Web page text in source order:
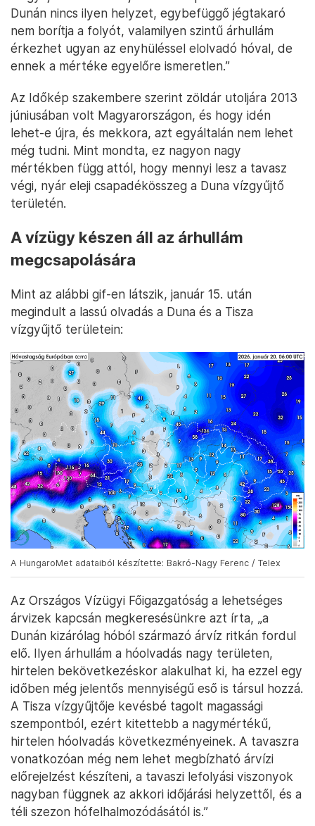
Dunán nincs ilyen helyzet, egybefüggő jégtakaró
nem borítja a folyót, valamilyen szintű árhullám
érkezhet ugyan az enyhüléssel elolvadó hóval, de
ennek a mértéke egyelőre ismeretlen.”
Az Időkép szakembere szerint zöldár utoljára 2013
júniusában volt Magyarországon, és hogy idén
lehet-e újra, és mekkora, azt egyáltalán nem lehet
még tudni. Mint mondta, ez nagyon nagy
mértékben függ attól, hogy mennyi lesz a tavasz
végi, nyár eleji csapadékösszeg a Duna vízgyűjtő
területén.
A vízügy készen áll az árhullám
megcsapolására
Mint az alábbi gif-en látszik, január 15. után
megindult a lassú olvadás a Duna és a Tisza
vízgyűjtő területein:
A HungaroMet adataiból készítette: Bakró-Nagy Ferenc / Telex
Az Országos Vízügyi Főigazgatóság a lehetséges
árvizek kapcsán megkeresésünkre azt írta, „a
Dunán kizárólag hóból származó árvíz ritkán fordul
elő. Ilyen árhullám a hóolvadás nagy területen,
hirtelen bekövetkezéskor alakulhat ki, ha ezzel egy
időben még jelentős mennyiségű eső is társul hozzá.
A Tisza vízgyűjtője kevésbé tagolt magassági
szempontból, ezért kitettebb a nagymértékű,
hirtelen hóolvadás következményeinek. A tavaszra
vonatkozóan még nem lehet megbízható árvízi
előrejelzést készíteni, a tavaszi lefolyási viszonyok
nagyban függnek az akkori időjárási helyzettől, és a
téli szezon hófelhalmozódásától is.”